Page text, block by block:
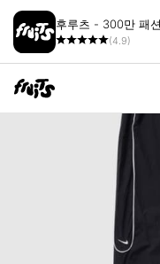
후루츠 - 300만 패
(4.9)